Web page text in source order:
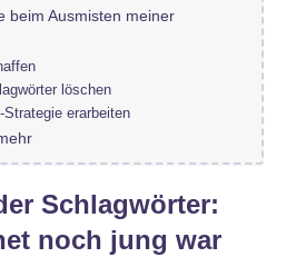
beim Ausmisten meiner
löschen
Strategie erarbeiten
Schlagwörter:
noch jung war